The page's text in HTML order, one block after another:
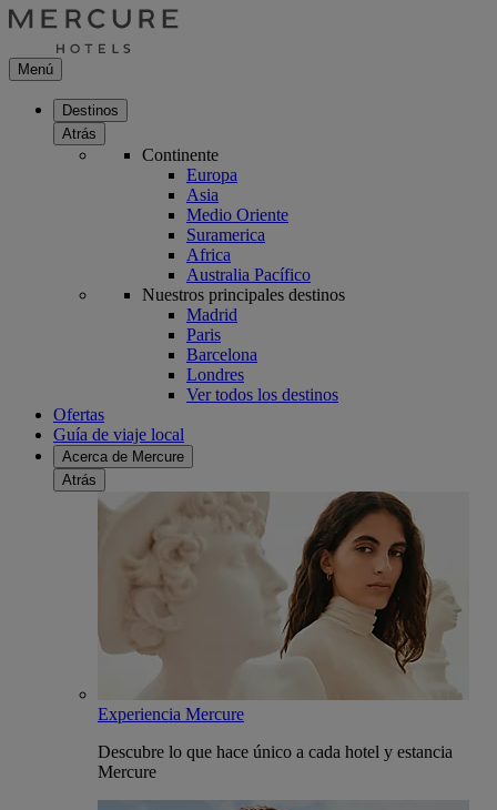
Menú
Destinos
Atrás
Continente
Europa
Asia
Medio Oriente
Suramerica
Africa
Australia Pacífico
Nuestros principales destinos
Madrid
Paris
Barcelona
Londres
Ver todos los destinos
Ofertas
Guía de viaje local
Acerca de Mercure
Atrás
Experiencia Mercure
Descubre lo que hace único a cada hotel y estancia
Mercure